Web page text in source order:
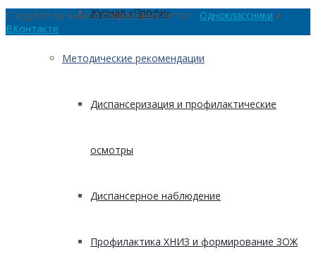
Журнал «Профи»
Методические рекомендации
Диспансеризация и профилактические
осмотры
Диспансерное наблюдение
Профилактика ХНИЗ и формирование ЗОЖ
Следуйте за нами в социальных сетях: Одноклассники и
ВКонтакте